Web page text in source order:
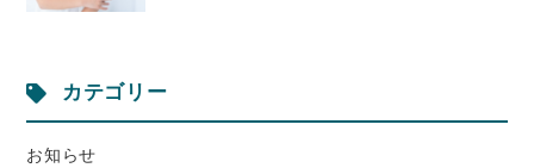
カテゴリー
お知らせ